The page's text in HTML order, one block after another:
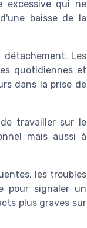
excessive qui ne
baisse de la
détachement. Les
quotidiennes et
dans la prise de
travailler sur le
mais aussi à
les troubles
pour signaler un
plus graves sur